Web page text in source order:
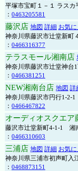
平塚市宝町１－１ ラスカ
： 0463205581
藤沢店 地図 詳細 お気
神奈川県藤沢市辻堂新町
： 0466316377
テラスモール湘南店
神奈川県藤沢市辻堂神台
： 0466381251
NEW湘南台店 地図 詳
神奈川県藤沢市円行1-2-1
： 0466467822
オーディオスクエア
藤沢市辻堂新町4-1-1 湘
： 0466310603
三浦店 地図 詳細 お気
神奈川県三浦市初声町入
： 0468873151